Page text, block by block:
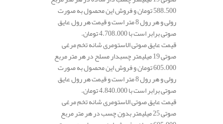
588.500 تومان و فروش این محصول به صورت
رولی و هر رول 8 متر است و قیمت هر رول عایق
صوتی برابر است با 4.708.000 تومان.
قیمت عایق صوتی الاستومری شانه تخم مرغی
صوتی 19 میلیمتر چسبدار مسلح در هر متر مربع
605.000 تومان و فروش این محصول به صورت
رولی و هر رول 8 متر است و قیمت هر رول عایق
صوتی برابر است با 4.840.000 تومان.
قیمت عایق صوتی الاستومری شانه تخم مرغی
صوتی 25 میلیمتر بدون چسب در هر متر مربع